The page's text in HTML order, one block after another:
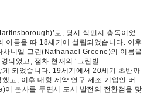
로, 당시 식민지 총독이었
이름을 따 18세기에 설립되었습니다. 이후
사니엘 그린(Nathanael Greene)의 이름을
되었고, 점차 현재의 ‘그린빌
되었습니다. 19세기에서 20세기 초반까
고, 이후 대형 제약 연구 제조 기업인 버
본사를 두면서 도시 발전의 전환점을 맞